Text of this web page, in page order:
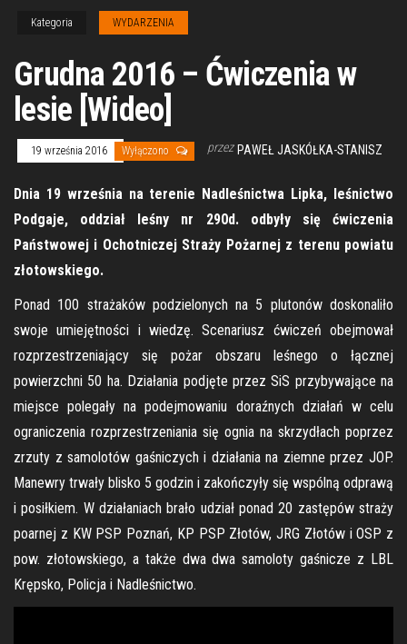
Kategoria WYDARZENIA
Grudna 2016 – Ćwiczenia w
lesie [Wideo]
19 września 2016 Wyłączono przez PAWEŁ JASKÓŁKA-STANISZ
Dnia 19 września na terenie Nadleśnictwa Lipka, leśnictwo
Podgaje, oddział leśny nr 290d. odbyły się ćwiczenia
Państwowej i Ochotniczej Straży Pożarnej z terenu powiatu
złotowskiego.
Ponad 100 strażaków podzielonych na 5 plutonów doskonaliło
swoje umiejętności i wiedzę. Scenariusz ćwiczeń obejmował
rozprzestrzeniający się pożar obszaru leśnego o łącznej
powierzchni 50 ha. Działania podjęte przez SiS przybywające na
miejsce polegały na podejmowaniu doraźnych działań w celu
ograniczenia rozprzestrzeniania się ognia na skrzydłach poprzez
zrzuty z samolotów gaśniczych i działania na ziemne przez JOP.
Manewry trwały blisko 5 godzin i zakończyły się wspólną odprawą
i posiłkiem. W działaniach brało udział ponad 20 zastępów straży
poarnej z KW PSP Poznań, KP PSP Złotów, JRG Złotów i OSP z
pow. złotowskiego, a także dwa dwa samoloty gaśnicze z LBL
Krępsko, Policja i Nadleśnictwo.